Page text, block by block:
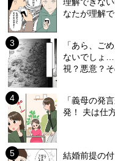
なたが理解
「あら、ご
ないでしょ
視？悪意？
「義母の発
発！ 夫は仕
結婚前提の